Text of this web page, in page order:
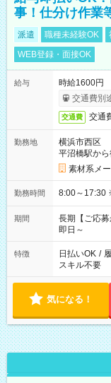
事！仕分け作業
派遣 職種未経験OK
WEB登録・面接OK
給与
時給1600円
交通費別
交通費 交通
勤務地
横浜市西区
平沼橋駅か
素材系メ
勤務時間
期間
長期【ご応
即日～
特徴 日払いOK /
スキル不要
気になる！